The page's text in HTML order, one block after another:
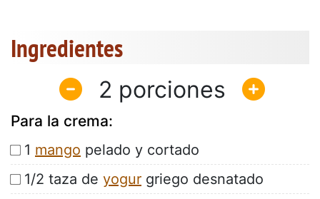
Ingredientes
2
Para la crema:
1 mango pelado y cortado
1/2 taza de yogur griego desnatado